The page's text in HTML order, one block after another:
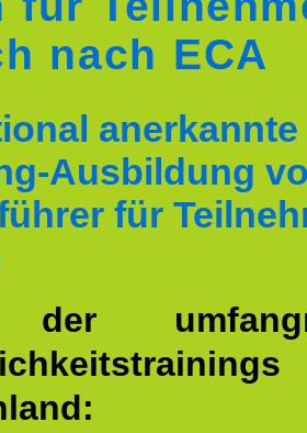
nach ECA
anerkannte
Ausbildung
für